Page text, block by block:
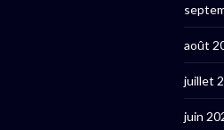
août
juillet
juin